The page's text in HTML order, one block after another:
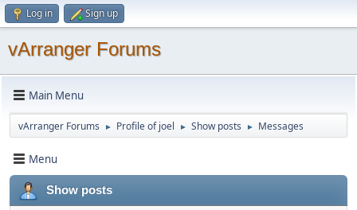
Log in Sign up
vArranger Forums
Main Menu
vArranger Forums ► Profile of joel ► Show posts ► Messages
Menu
Show posts